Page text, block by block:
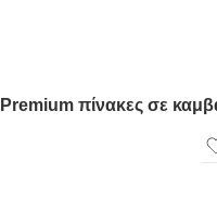
Premium πίνακες σε